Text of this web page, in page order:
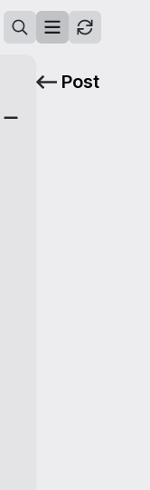
Post